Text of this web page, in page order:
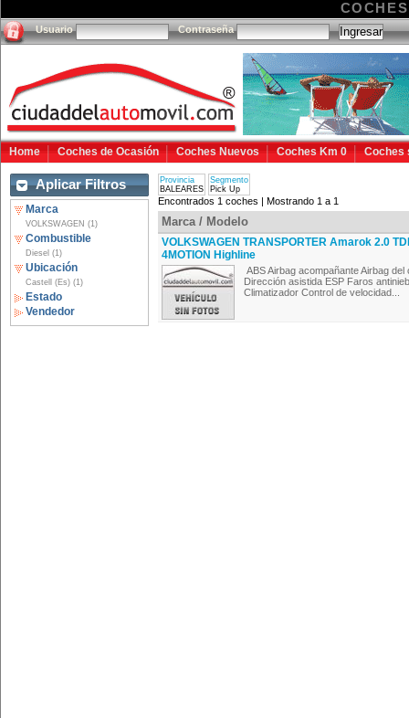
Usuario Contraseña
Home Coches de Ocasión Coches Nuevos Coches Km 0 Coches
Aplicar Filtros
Marca
VOLKSWAGEN (1)
Combustible
Diesel (1)
Ubicación
Castell (Es) (1)
Estado
Vendedor
Provincia
BALEARES
Segmento
Pick Up
Encontrados 1 coches | Mostrando 1 a 1
Marca / Modelo
VOLKSWAGEN TRANSPORTER Amarok 2.0 TDI
4MOTION Highline
ABS Airbag acompañante Airbag
Dirección asistida ESP Faros
Climatizador Control de velocidad...